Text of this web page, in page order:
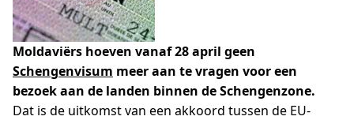
Moldaviërs hoeven vanaf 28 april geen
Schengenvisum meer aan te vragen voor een
bezoek aan de landen binnen de Schengenzone.
Dat is de uitkomst van een akkoord tussen de EU-